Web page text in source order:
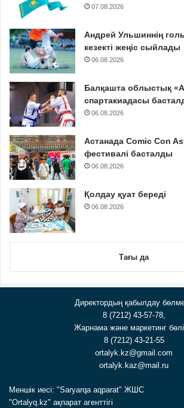
07.08.2026
Андрей Ульшиннің
кезекті жеңіс сыйлады
06.08.2026
Балқашта облыстық
спартакиадасы
06.08.2026
Астанада Comic Con
фестивалі басталды
06.08.2026
Қолдау қуат береді
06.08.2026
Тағы да
Директордың қабылдау
8 (7212) 43-57-78,
Жарнама және маркетинг
8 (7212) 43-21-55
ortalyk.kz@gmail.com
ortalyk.kaz@mail.ru
Меншік иесі: "Saryarqa aqparat" ЖШС
"Ortalyq.kz" ақпарат агенттігі